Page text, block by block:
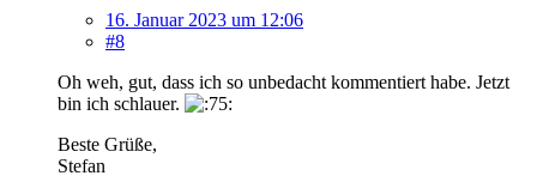
16. Januar 2023 um 12:06
#8
Oh weh, gut, dass ich so unbedacht kommentiert habe. Jetzt
bin ich schlauer.
Beste Grüße,
Stefan